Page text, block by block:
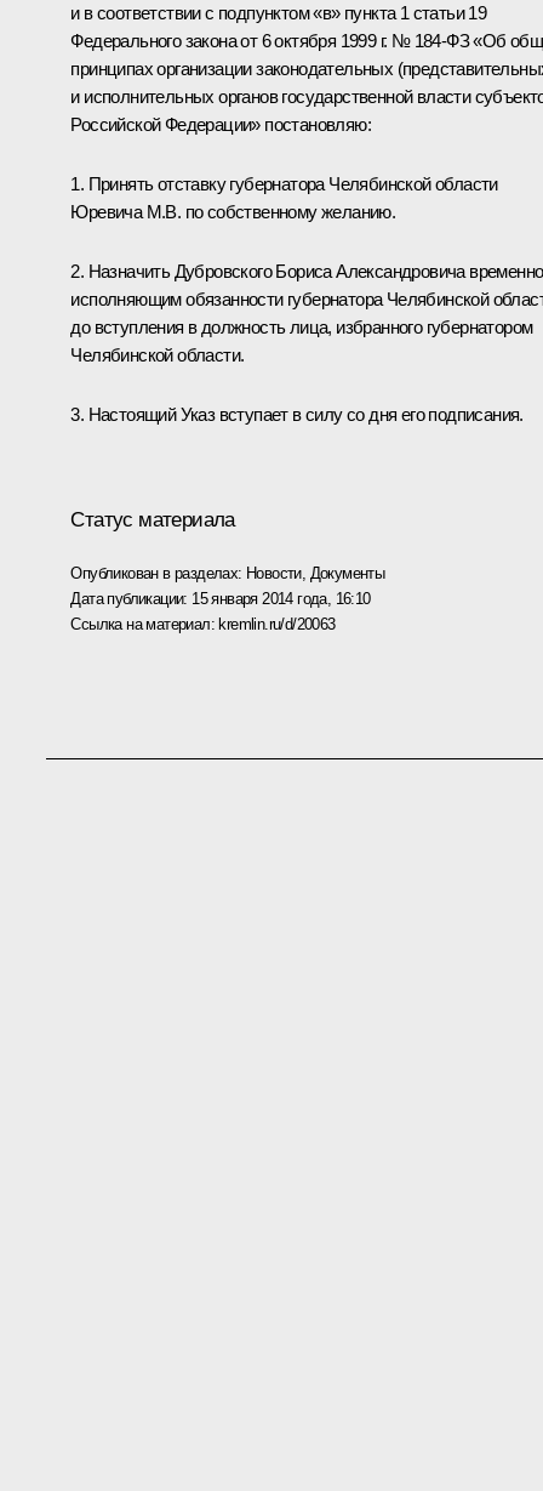
и в соответствии с подпунктом «в» пункта 1 статьи 19
Федерального закона от 6 октября 1999 г. № 184-ФЗ «Об
принципах организации законодательных
и исполнительных органов государственной власти
Российской Федерации» постановляю:
1. Принять отставку губернатора Челябинской области
Юревича М.В. по собственному желанию.
2. Назначить Дубровского Бориса Александровича временно
исполняющим обязанности губернатора Челябинской
до вступления в должность лица, избранного губернатором
Челябинской области.
3. Настоящий Указ вступает в силу со дня его подписания.
Статус материала
Опубликован в разделах: Новости, Документы
Дата публикации: 15 января 2014 года, 16:10
Ссылка на материал: kremlin.ru/d/20063